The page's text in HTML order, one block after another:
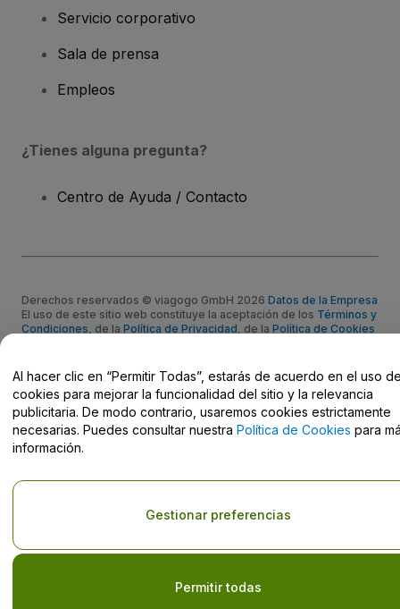
Servicio corporativo
Sala de prensa
Empleos
¿Tienes alguna pregunta?
Centro de Ayuda / Contacto
Derechos reservados © viagogo GmbH 2026 Datos de la Empresa
El uso de este sitio web constituye la aceptación de los Términos y
Condiciones , de la Política de Privacidad , de la Política de Cookies
Al hacer clic en “Permitir Todas”, estarás de acuerdo en el uso
cookies para mejorar la funcionalidad del sitio y la relevancia
publicitaria. De modo contrario, usaremos cookies estrictamente
necesarias. Puedes consultar nuestra Política de Cookies para
información.
Permitir todas
Gestionar preferencias